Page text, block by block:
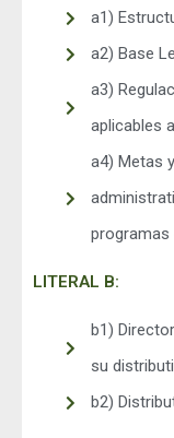
a1)
a2) Base
a3)
aplicables
a4) Metas
programas
LITERAL B:
b1)
su
b2)